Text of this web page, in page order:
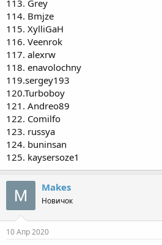
113. Grey
114. Bmjze
115. XylliGaH
116. Veenrok
117. alexrw
118. enavolochny
119.sergey193
120.Turboboy
121. Andreo89
122. Comilfo
123. russya
124. buninsan
125. kaysersoze1
Makes
Новичок
10 Апр 2020